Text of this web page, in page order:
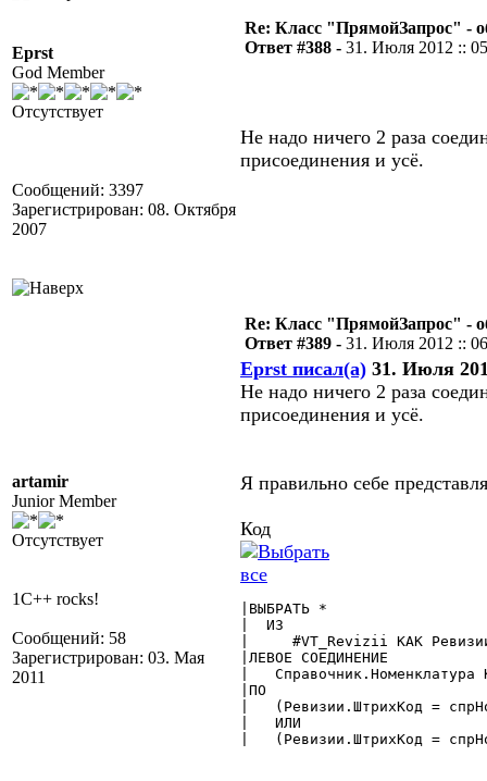
Eprst
God Member
Отсутствует
Сообщений: 3397
Зарегистрирован: 08. Октября
2007
Re: Класс "ПрямойЗапрос" -
Ответ #388 - 31. Июля 2012 ::
Не надо ничего 2 раза
присоединения и усё.
artamir
Junior Member
Отсутствует
1C++ rocks!
Сообщений: 58
Зарегистрирован: 03. Мая
2011
Re: Класс "ПрямойЗапрос" -
Ответ #389 - 31. Июля 2012 ::
Eprst писал(а) 31. Июля
Не надо ничего 2 раза
присоединения и усё.
Я правильно себе
Код
|ВЫБРАТЬ *
|  ИЗ
|     #VT_Revizii КАК
|ЛЕВОЕ СОЕДИНЕНИЕ
|
|ПО
|   (Ревизии.ШтрихКод =
|   ИЛИ
|   (Ревизии.ШтрихКод =